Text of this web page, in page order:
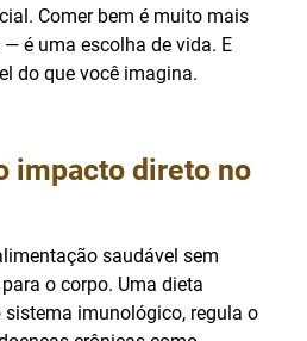
Comer bem é muito mais
é uma escolha de vida. E
do que você imagina.
impacto direto no
saudável sem
o corpo. Uma dieta
imunológico, regula o